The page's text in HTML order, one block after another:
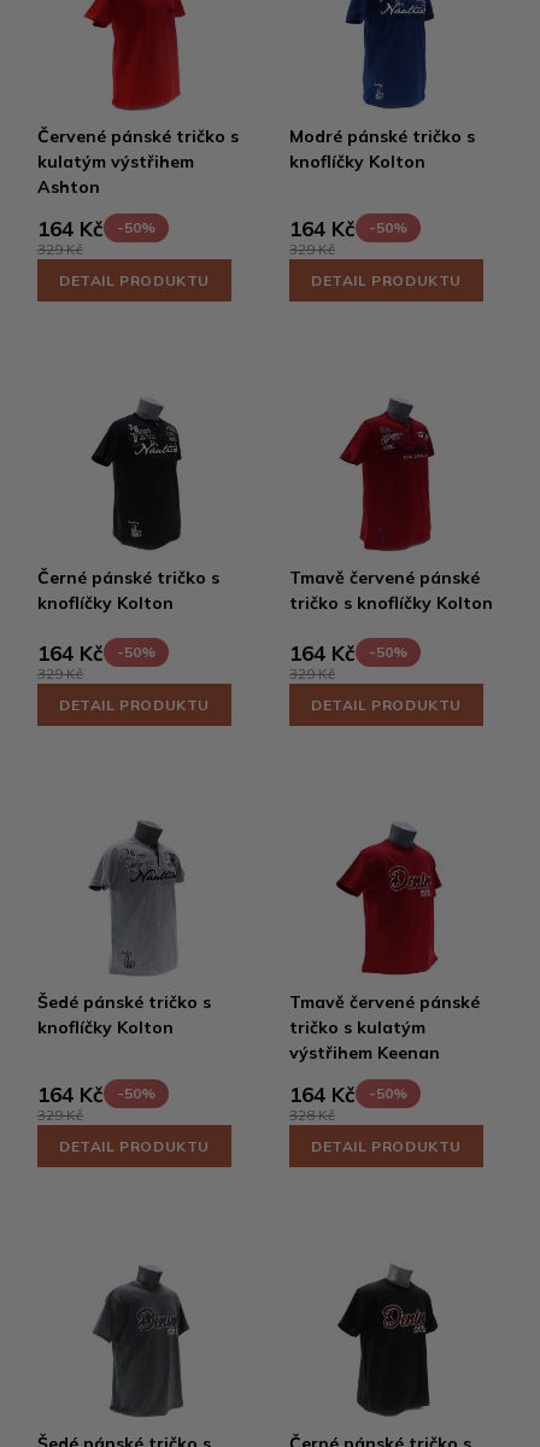
Červené pánské tričko s
kulatým výstřihem
Ashton
164 Kč
-50%
329 Kč
DETAIL PRODUKTU
Modré pánské tričko s
knoflíčky Kolton
164 Kč
-50%
329 Kč
DETAIL PRODUKTU
Černé pánské tričko s
knoflíčky Kolton
164 Kč
-50%
329 Kč
DETAIL PRODUKTU
Tmavě červené pánské
tričko s knoflíčky Kolton
164 Kč
-50%
329 Kč
DETAIL PRODUKTU
Šedé pánské tričko s
knoflíčky Kolton
164 Kč
-50%
329 Kč
DETAIL PRODUKTU
Tmavě červené pánské
tričko s kulatým
výstřihem Keenan
164 Kč
-50%
328 Kč
DETAIL PRODUKTU